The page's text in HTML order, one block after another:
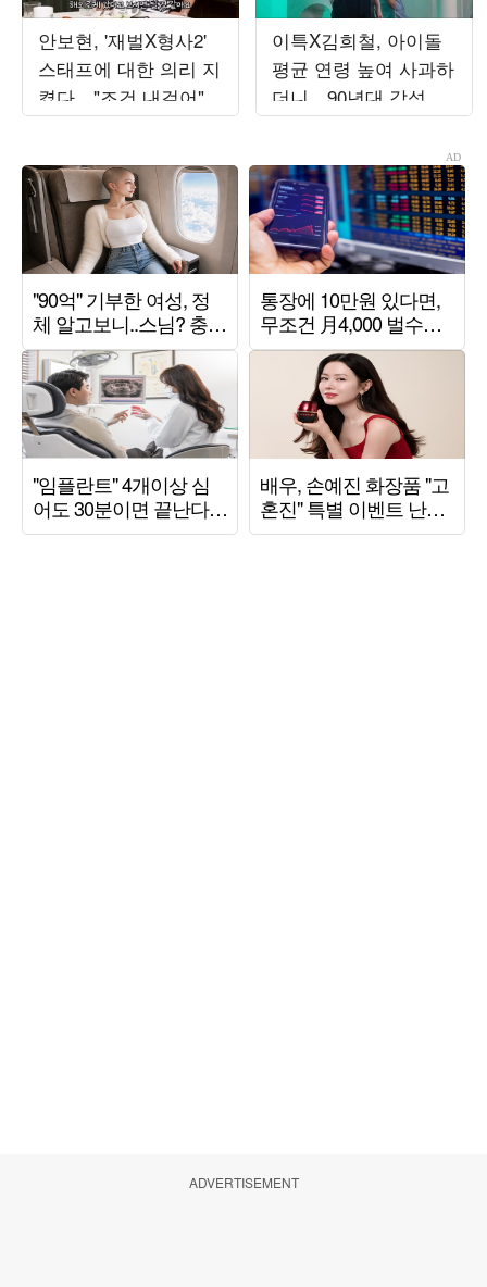
안보현, '재벌X형사2'
스태프에 대한 의리 지
켰다…"조건 내걸어"
상남자 면모 ('목요일
이특X김희철, 아이돌
평균 연령 높여 사과하
더니…90년대 감성 재
해석 ('트기트기 이특')
ADVERTISEMENT